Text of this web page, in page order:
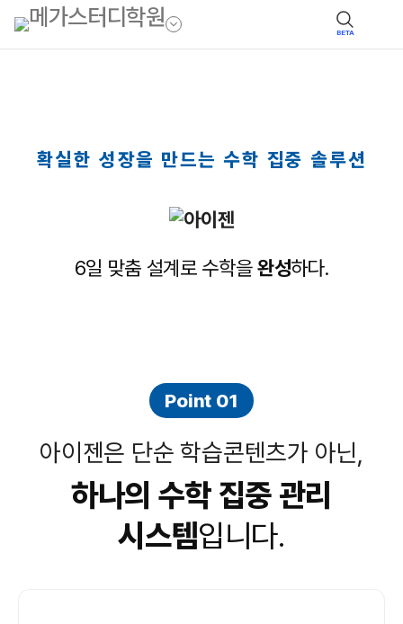
BETA
확실한 성장을 만드는 수학 집중 솔루션
6일 맞춤 설계로 수학을완성하다.
Point 01
아이젠은 단순 학습콘텐츠가 아닌,
하나의 수학 집중 관리
시스템입니다.